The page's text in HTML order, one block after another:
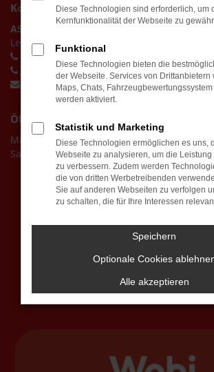
Kontakt
ASM Autovermietung GmbH
Lerchenbreite 15, 38889 Blankenburg (Harz)
Vermietung: +4939443625118
Verkauf: +4939443625111
service@asm-autovermietung.de
Öffnungszeiten
Montag - Freitag: 08:00 - 12:30 Uhr | 13:30
Samstag: 09:00 - 13:00 Uhr
Diese Technologien sind erforderlich, um
Kernfunktionalität der Webseite zu
Funktional
Diese Technologien bieten die
der Webseite. Services von Drittanbietern
Maps, Chats,
werden aktiviert.
Statistik und Marketing
Diese Technologien ermöglichen es uns,
Webseite zu analysieren, um die Leistung
zu verbessern. Zudem werden
die von dritten Werbetreibenden
Sie auf anderen Webseiten zu verfolgen
zu schalten, die für Ihre Interessen
Speichern
Optionale Cookies
Alle akzeptieren